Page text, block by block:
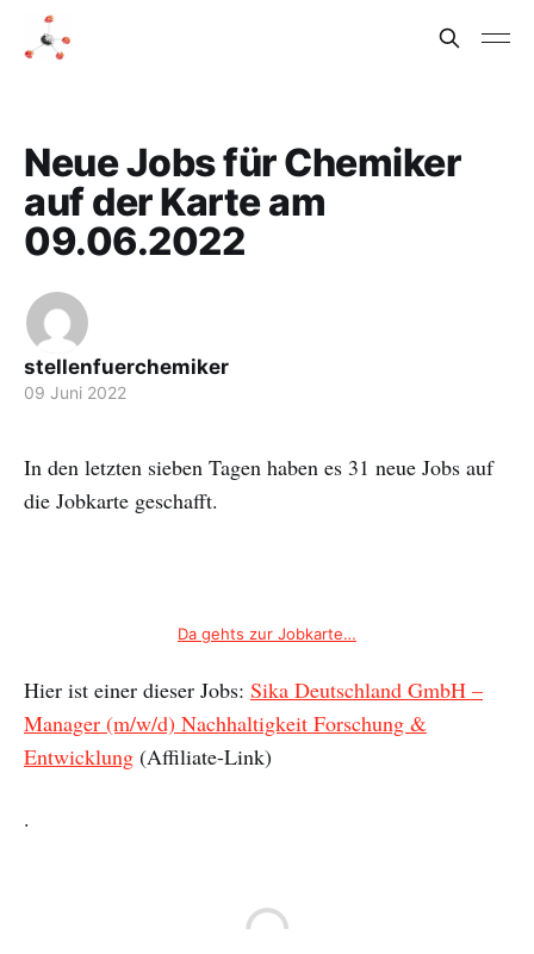
Neue Jobs für Chemiker
auf der Karte am
09.06.2022
stellenfuerchemiker
09 Juni 2022
In den letzten sieben Tagen haben es 31 neue Jobs auf
die Jobkarte geschafft.
Da gehts zur Jobkarte…
Hier ist einer dieser Jobs: Sika Deutschland GmbH –
Manager (m/w/d) Nachhaltigkeit Forschung &
Entwicklung (Affiliate-Link)
.